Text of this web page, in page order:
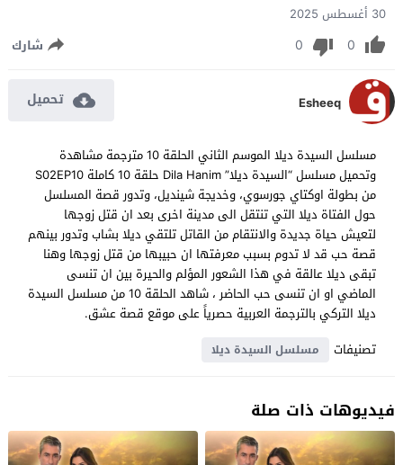
30 أغسطس 2025
0
0 شارك
Esheeq تحميل
مسلسل السيدة ديلا الموسم الثاني الحلقة 10 مترجمة مشاهدة
وتحميل مسلسل “السيدة ديلا” Dila Hanim حلقة 10 كاملة S02EP10
من بطولة اوكتاي جورسوي، وخديجة شينديل، وتدور قصة المسلسل
حول الفتاة ديلا التي تنتقل الى مدينة اخرى بعد ان قتل زوجها
لتعيش حياة جديدة والانتقام من القاتل تلتقي ديلا بشاب وتدور بينهم
قصة حب قد لا تدوم بسبب معرفتها ان حبيبها من قتل زوجها وهنا
تبقى ديلا عالقة في هذا الشعور المؤلم والحيرة بين ان تنسى
الماضي او ان تنسى حب الحاضر ، شاهد الحلقة 10 من مسلسل السيدة
ديلا التركي بالترجمة العربية حصرياً على موقع قصة عشق.
تصنيفات
مسلسل السيدة ديلا
فيديوهات ذات صلة